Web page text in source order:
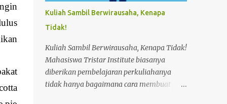
TROLLEY : Bersihkan trolley menggunakan
dust cloth dari atas ke bawah 2.
Masukkan perlengkapan kamar tamu dan
peralatan kebersihan 3. Dorong trolley
menuju kamar dengan benar 4. Letakan
trolley di depan kamar tamu 5. Ketok
pintu dengan mengucapkan
Kuliah Sambil Berwirausaha, Kenapa
Tidak!
Kuliah Sambil Berwirausaha, Kenapa Tidak!
Mahasiswa Tristar Institute biasanya
diberikan pembelajaran perkuliahanya
tidak hanya bagaimana cara membuat